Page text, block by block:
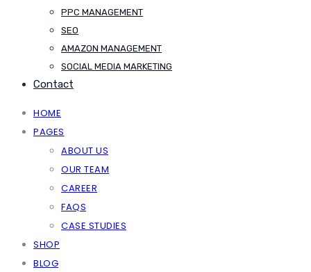
PPC MANAGEMENT
SEO
AMAZON MANAGEMENT
SOCIAL MEDIA MARKETING
Contact
HOME
PAGES
ABOUT US
OUR TEAM
CAREER
FAQS
CASE STUDIES
SHOP
BLOG